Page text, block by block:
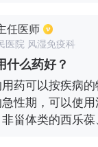
的鱼腥味道，也
点。另外还会让阴
一些症状，就在
素胶囊，可以让
也能避免其它
任医师
医院 风湿免疫科
什么药好？
药可以按疾病
性期，可以使用
甾体类的西乐